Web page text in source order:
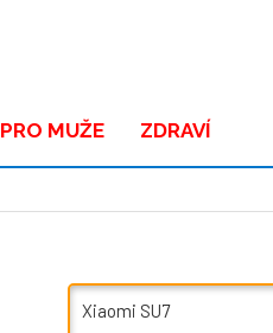
PRO MUŽE ZDRAVÍ
Xiaomi SU7